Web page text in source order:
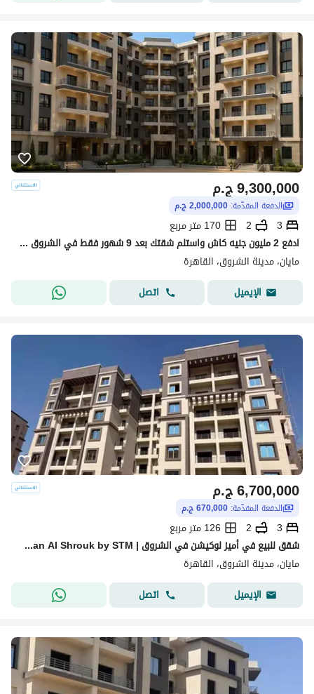
ج.م9,300,000
الدفعة المقدّمة: 2,000,000 ج.م
3
2
170 متر مربع
ادفع 2 مليون جنيه كاش واستلم شقتك بعد 9 شهور فقط في الشروق تشطيب الترا سوبر لوكس علي المفتاح
مايان، مدينة الشروق، القاهرة
الإيميل
اتصل
ج.م6,700,000
الدفعة المقدّمة: 670,000 ج.م
3
2
126 متر مربع
شقق للبيع في أميز لوكيشن في الشروق | Mayan Al Shrouk by STM | تشطيب كامل | 3 غرف
مايان، مدينة الشروق، القاهرة
الإيميل
اتصل